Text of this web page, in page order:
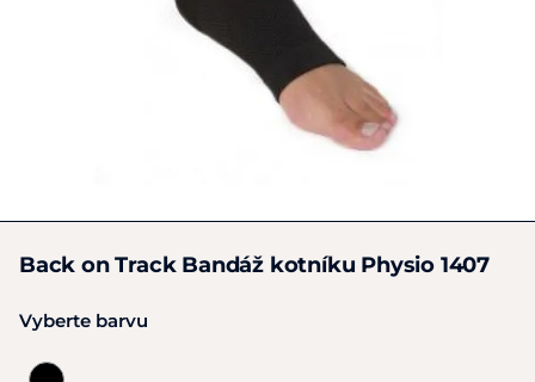
Back on Track Bandáž kotníku Physio 1407
Vyberte barvu